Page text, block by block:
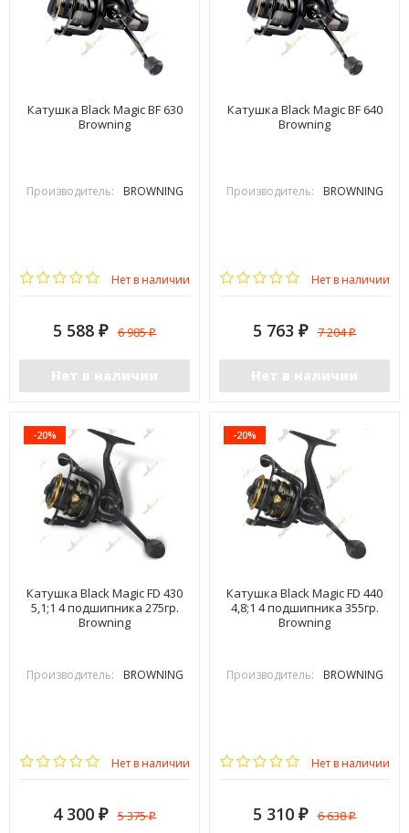
Катушка Black Magic BF 630
Browning
Производитель: BROWNING
Нет в наличии
5 588 ₽ 6 985₽
Нет в наличии
Катушка Black Magic BF 640
Browning
Производитель: BROWNING
Нет в наличии
5 763 ₽ 7 204₽
Нет в наличии
-20%
Катушка Black Magic FD 430
5,1;1 4 подшипника 275гр.
Browning
Производитель: BROWNING
Нет в наличии
4 300 ₽ 5 375₽
-20%
Катушка Black Magic FD 440
4,8;1 4 подшипника 355гр.
Browning
Производитель: BROWNING
Нет в наличии
5 310 ₽ 6 638₽